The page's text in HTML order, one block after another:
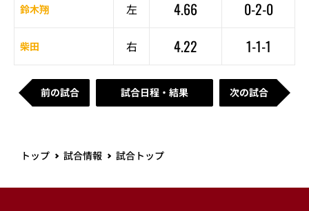
鈴木翔 左 4.66 0-2-0
柴田 右 4.22 1-1-1
前の試合 試合日程・結果 次の試合
トップ 試合情報 試合トップ